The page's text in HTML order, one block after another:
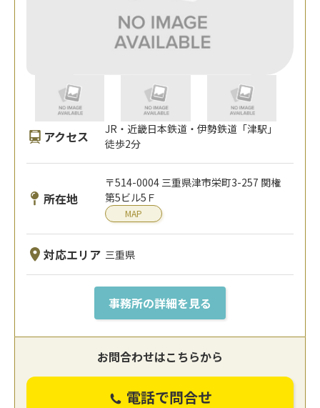
アクセス
JR・近畿日本鉄道・伊勢鉄道「津駅」
徒歩2分
所在地
〒514-0004 三重県津市栄町3-257 関権
第5ビル5Ｆ
MAP
対応エリア 三重県
事務所の詳細を見る
お問合わせはこちらから
電話で問合せ